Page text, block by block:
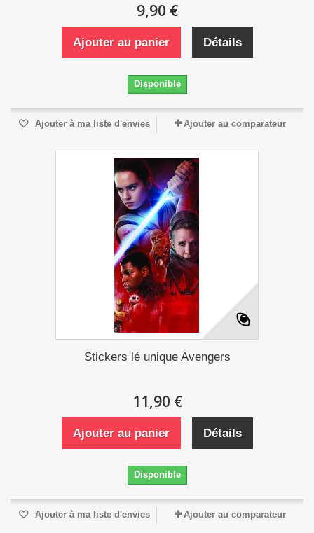
9,90 €
Ajouter au panier Détails
Disponible
Ajouter à ma liste d'envies Ajouter au comparateur
Stickers lé unique Avengers
11,90 €
Ajouter au panier Détails
Disponible
Ajouter à ma liste d'envies Ajouter au comparateur